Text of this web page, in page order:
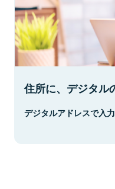
住所に、デジタル
デジタルアドレスで入